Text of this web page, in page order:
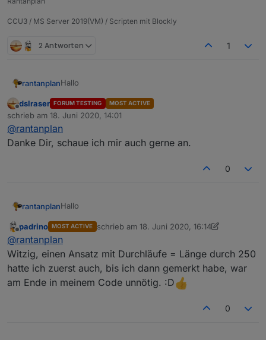
CCU3 / MS Server 2019(VM) / Scripten mit Blockly
2 Antworten 1
rantanplanHallo
Probiert es doch mal so.
Da ich kein ALEXA habe, kann ich nicht überprüfen
welche Variante bessere Ergebnisse liefert.
Spoiler
Offline
dslraser FORUM TESTING MOST ACTIVE
schrieb am 18. Juni 2020, 14:01
zuletzt editiert von
@rantanplan
Danke Dir, schaue ich mir auch gerne an.
0
rantanplanHallo
Probiert es doch mal so.
Da ich kein ALEXA habe, kann ich nicht überprüfen
welche Variante bessere Ergebnisse liefert.
Spoiler
Offline
padrino MOST ACTIVE schrieb am 18. Juni 2020, 16:14
zuletzt editiert von padrino
@rantanplan
Witzig, einen Ansatz mit Durchläufe = Länge durch 250
hatte ich zuerst auch, bis ich dann gemerkt habe, war
am Ende in meinem Code unnötig. :D
0